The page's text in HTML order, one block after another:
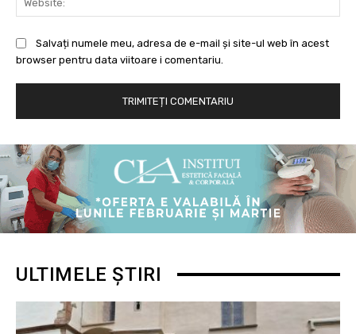
Salvați numele meu, adresa de e-mail și site-ul web în acest
browser pentru data viitoare i comentariu.
ULTIMELE ȘTIRI